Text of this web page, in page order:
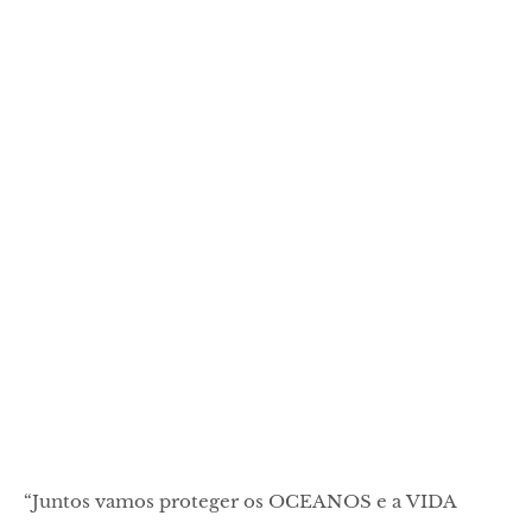
“Juntos vamos proteger os OCEANOS e a VIDA